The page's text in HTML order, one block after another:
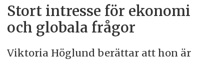
Stort intresse för ekonomi
och globala frågor
Viktoria Höglund berättar att hon är